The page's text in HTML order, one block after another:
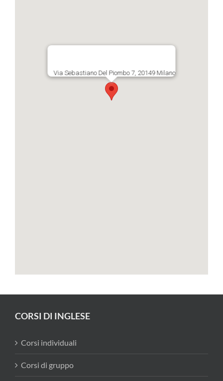
Via Sebastiano Del Piombo 7, 20149 Milano
CORSI DI INGLESE
Corsi individuali
Corsi di gruppo